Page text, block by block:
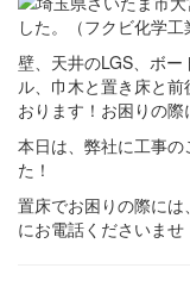
壁、天井のLGS、ボ
ル、巾木と置き床と
おります！お困りの際
本日は、弊社に工事
た！
置床でお困りの際に
にお電話くださいませ